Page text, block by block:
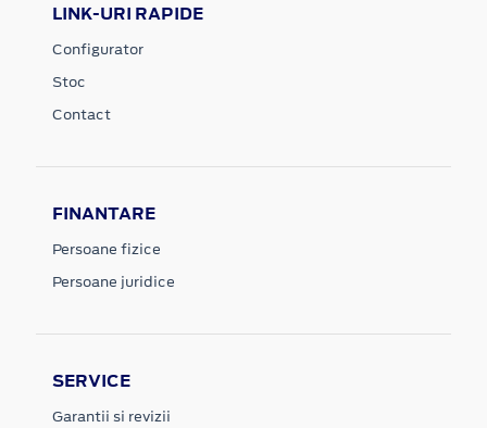
LINK-URI RAPIDE
Configurator
Stoc
Contact
FINANTARE
Persoane fizice
Persoane juridice
SERVICE
Garantii si revizii